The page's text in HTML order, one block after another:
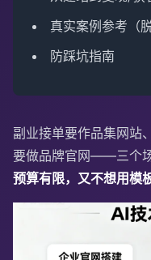
真实案例参考（
防踩坑指南
副业接单要作品集网站
要做品牌官网——三个场
预算有限，又不想用模